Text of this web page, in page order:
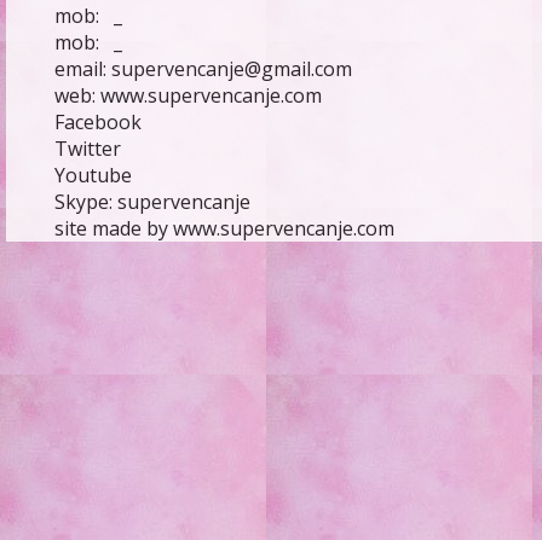
mob: _
mob: _
email: supervencanje@gmail.com
web: www.supervencanje.com
Facebook
Twitter
Youtube
Skype: supervencanje
site made bywww.supervencanje.com